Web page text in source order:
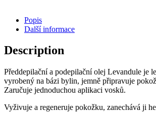
Popis
Další informace
Description
Předdepilační a podepilační olej Levandule je
vyrobený na bázi bylin, jemně připravuje
Zaručuje jednoduchou aplikaci vosků.
Vyživuje a regeneruje pokožku, zanechává ji